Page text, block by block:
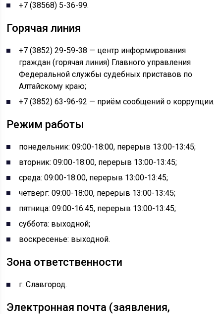
+7 (38568) 5-36-99.
Горячая линия
+7 (3852) 29-59-38 — центр информирования
граждан (горячая линия) Главного управления
Федеральной службы судебных приставов по
Алтайскому краю;
+7 (3852) 63-96-92 — приём сообщений о коррупции.
Режим работы
понедельник: 09:00-18:00, перерыв 13:00-13:45;
вторник: 09:00-18:00, перерыв 13:00-13:45;
среда: 09:00-18:00, перерыв 13:00-13:45;
четверг: 09:00-18:00, перерыв 13:00-13:45;
пятница: 09:00-16:45, перерыв 13:00-13:45;
суббота: выходной;
воскресенье: выходной.
Зона ответственности
г. Славгород.
Электронная почта (заявления,